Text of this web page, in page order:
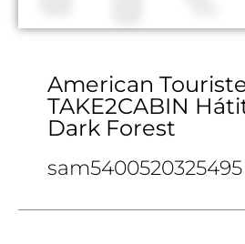
American
TAKE2CABIN
Dark Forest
sam5400520325495